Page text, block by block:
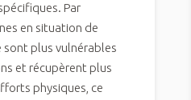
Par
en situation de
sont plus vulnérables
et récupèrent plus
physiques, ce